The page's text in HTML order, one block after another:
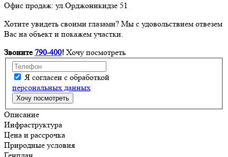
Офис продаж: ул.Орджоникидзе 51
Хотите увидеть своими глазами? Мы с удовольствием отвезем
Вас на объект и покажем участки.
Звоните790-400! Хочу посмотреть
Я согласен с обработкой
персональных данных
Описание
Инфраструктура
Цена и рассрочка
Природные условия